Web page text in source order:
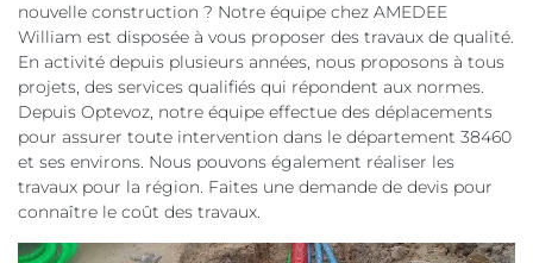
nouvelle construction ? Notre équipe chez AMEDEE
William est disposée à vous proposer des travaux de qualité.
En activité depuis plusieurs années, nous proposons à tous
projets, des services qualifiés qui répondent aux normes.
Depuis Optevoz, notre équipe effectue des déplacements
pour assurer toute intervention dans le département 38460
et ses environs. Nous pouvons également réaliser les
travaux pour la région. Faites une demande de devis pour
connaître le coût des travaux.